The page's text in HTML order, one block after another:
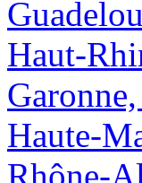
Haut-
Haute-
Rhône-